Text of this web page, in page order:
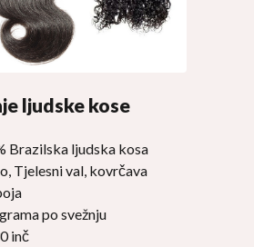
ljudske kose
Brazilska ljudska kosa
Tjelesni val, kovrčava
po svežnju
inč